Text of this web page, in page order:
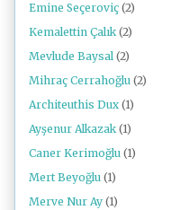
Emine Seçeroviç (2)
Kemalettin Çalık (2)
Mevlude Baysal (2)
Mihraç Cerrahoğlu (2)
Architeuthis Dux (1)
Ayşenur Alkazak (1)
Caner Kerimoğlu (1)
Mert Beyoğlu (1)
Merve Nur Ay (1)